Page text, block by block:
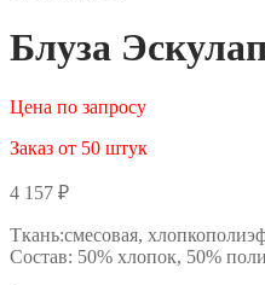
Блуза
Цена по запросу
Заказ от 50 штук
4 157 ₽
Ткань:смесовая,
Состав: 50% хлопок, 50%